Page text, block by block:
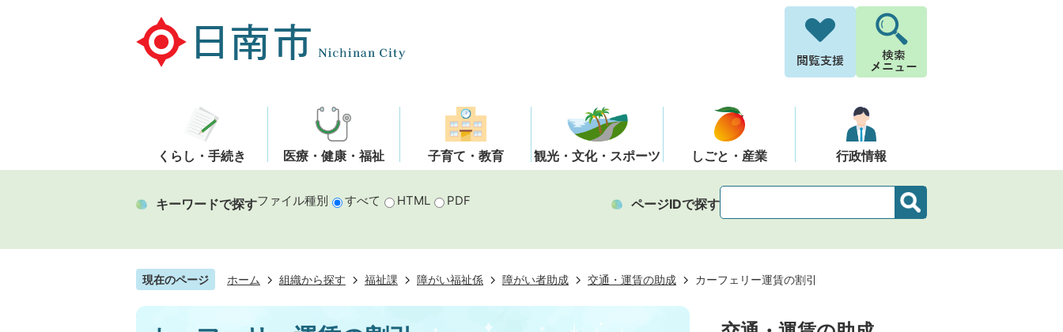
くらし・手続き 医療・健康・福祉 子育て・教育 観光・文化・スポーツ しごと・産業 行政情報
キーワードで探すファイル種別 すべて HTML PDF ページIDで探す
現在のページ ホーム 組織から探す 福祉課 障がい福祉係 障がい者助成 交通・運賃の助成 カーフェリー運賃の割引